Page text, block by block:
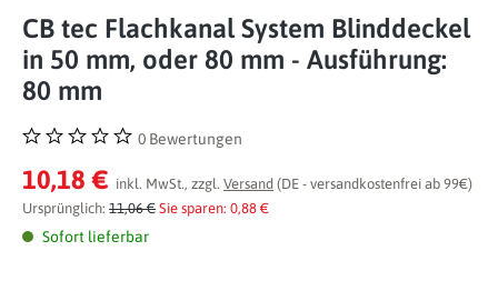
CB tec Flachkanal System Blinddeckel
in 50 mm, oder 80 mm - Ausführung:
80 mm
Durchschnittliche Bewertung von 0 von 5 Sternen
0 Bewertungen
10,18 € inkl. MwSt., zzgl. Versand (DE - versandkostenfrei ab 99€)
Ursprünglich: 11,06 € Sie sparen: 0,88 €
Sofort lieferbar